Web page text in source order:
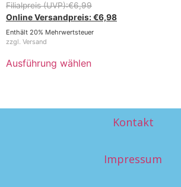
€6,99
€6,98
Enthält 20% Mehrwertsteuer
zzgl. Versand
Ausführung wählen
Kontakt
Impressum